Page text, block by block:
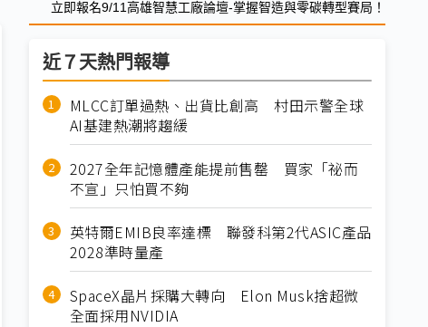
立即報名9/11高雄智慧工廠論壇-掌握智造與零碳轉型賽局！
近７天熱門報導
MLCC訂單過熱、出貨比創高 村田示警全球
AI基建熱潮將趨緩
2027全年記憶體產能提前售罄 買家「祕而
不宣」只怕買不夠
英特爾EMIB良率達標 聯發科第2代ASIC產品
2028準時量產
SpaceX晶片採購大轉向 Elon Musk捨超微
全面採用NVIDIA